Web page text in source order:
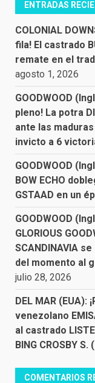
ENTRADAS
COLONIAL
fila! El castrado
remate en el
agosto 1, 2026
GOODWOOD
pleno! La potra
ante las
invicto a 6
GOODWOOD
BOW ECHO
GSTAAD en un
GOODWOOD
GLORIOUS
SCANDINAVIA
del momento al
julio 28, 2026
DEL MAR (EUA):
venezolano
al castrado
BING CROSBY S.
COMENTARIOS